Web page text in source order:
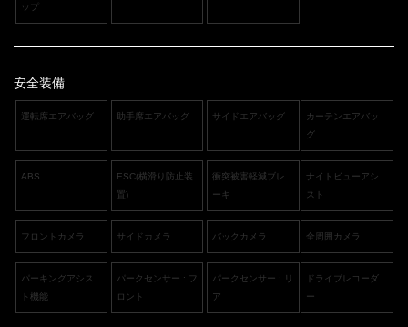
ップ
安全装備
運転席エアバッグ 助手席エアバッグ サイドエアバッグ
カーテンエアバッ
グ
ABS
ESC(横滑り防止装
置)
衝突被害軽減ブレ
ーキ
ナイトビューアシ
スト
フロントカメラ サイドカメラ バックカメラ 全周囲カメラ
パーキングアシス
ト機能
パークセンサー : フ
ロント
パークセンサー : リ
ア
ドライブレコーダ
ー